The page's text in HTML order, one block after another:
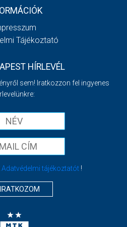
Tájékoztató
HÍRLEVÉL
sem! Iratkozzon fel ingyenes
Adatvédelmi tájékoztatót!